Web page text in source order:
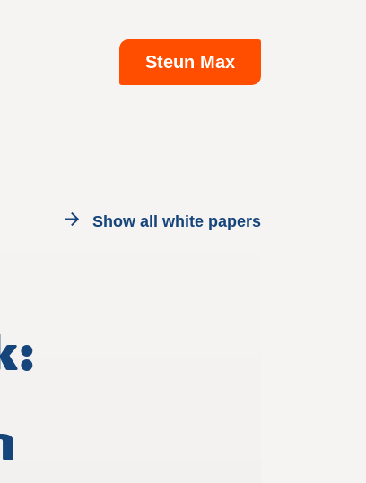
Steun Max
Show all white papers